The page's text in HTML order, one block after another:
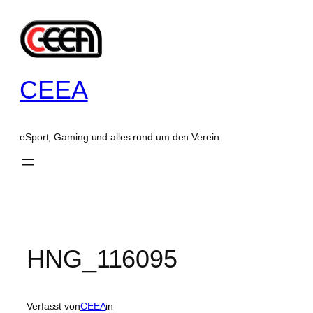
Inhalt
springen
CEEA
eSport, Gaming und alles rund um den Verein
HNG_116095
Verfasst vonCEEAin